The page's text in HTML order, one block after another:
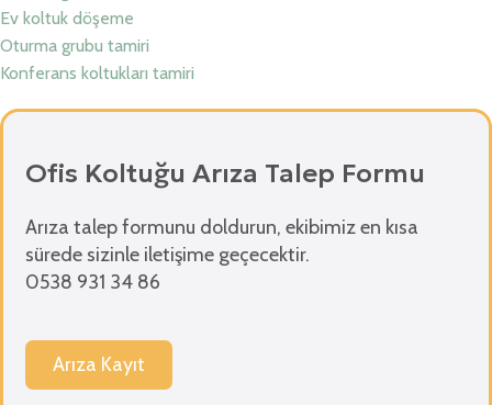
Ev koltuk döşeme
Oturma grubu tamiri
Konferans koltukları tamiri
Ofis Koltuğu Arıza Talep Formu
Arıza talep formunu doldurun, ekibimiz en kısa
sürede sizinle iletişime geçecektir.
0538 931 34 86
Arıza Kayıt